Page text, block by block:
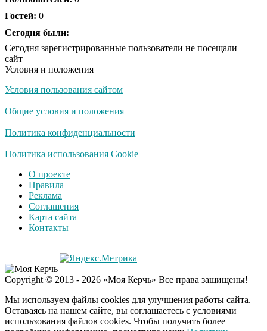
Гостей: 0
Сегодня были:
Сегодня зарегистрированные пользователи не посещали
сайт
Условия и положения
Условия пользования сайтом
Общие условия и положения
Политика конфиденциальности
Политика использования Cookie
О проекте
Правила
Реклама
Соглашения
Карта сайта
Контакты
Copyright © 2013 - 2026 «Моя Керчь» Все права защищены!
Мы используем файлы cookies для улучшения работы сайта.
Оставаясь на нашем сайте, вы соглашаетесь с условиями
использования файлов cookies. Чтобы получить более